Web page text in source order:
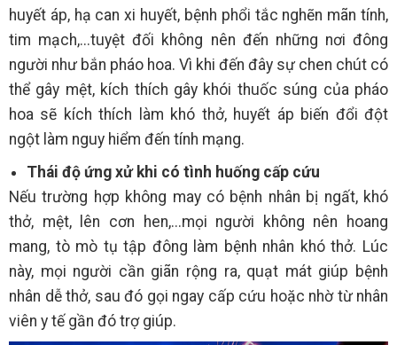
huyết áp, hạ can xi huyết, bệnh phổi tắc nghẽn mãn tính,
tim mạch,...tuyệt đối không nên đến những nơi đông
người như bắn pháo hoa. Vì khi đến đây sự chen chút có
thể gây mệt, kích thích gây khói thuốc súng của pháo
hoa sẽ kích thích làm khó thở, huyết áp biến đổi đột
ngột làm nguy hiểm đến tính mạng.
Thái độ ứng xử khi có tình huống cấp cứu
Nếu trường hợp không may có bệnh nhân bị ngất, khó
thở, mệt, lên cơn hen,...mọi người không nên hoang
mang, tò mò tụ tập đông làm bệnh nhân khó thở. Lúc
này, mọi người cần giãn rộng ra, quạt mát giúp bệnh
nhân dễ thở, sau đó gọi ngay cấp cứu hoặc nhờ từ nhân
viên y tế gần đó trợ giúp.